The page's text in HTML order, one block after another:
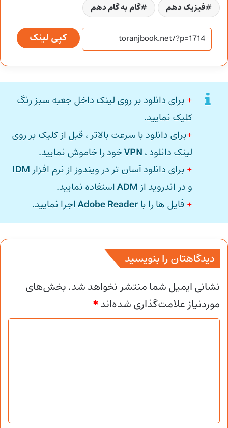
فیزیک دهم گام به گام دهم
کپی لینک
+ برای دانلود بر روی لینک داخل جعبه سبز رنگ
کلیک نمایید.
+برای دانلود با سرعت بالاتر ، قبل از کلیک بر روی
لینک دانلود ، VPNخود را خاموش نمایید.
+ برای دانلود آسان تر در ویندوز از نرم افزار IDM
و در اندروید از ADMاستفاده نمایید.
+ فایل ها را باAdobe Readerاجرا نمایید.
دیدگاهتان را بنویسید
نشانی ایمیل شما منتشر نخواهد شد.بخش‌های
موردنیاز علامت‌گذاری شده‌اند*
د
*